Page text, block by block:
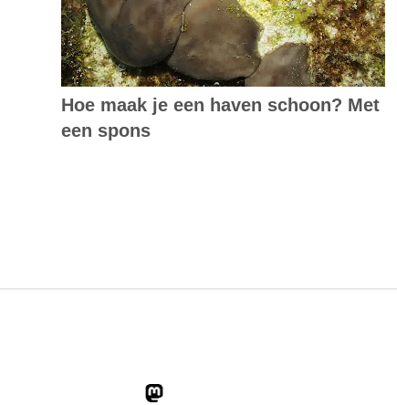
Hoe maak je een haven schoon? Met
een spons